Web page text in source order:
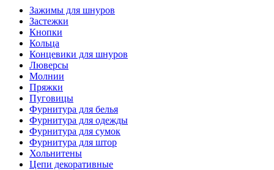
Зажимы для шнуров
Застежки
Кнопки
Кольца
Концевики для шнуров
Люверсы
Молнии
Пряжки
Пуговицы
Фурнитура для белья
Фурнитура для одежды
Фурнитура для сумок
Фурнитура для штор
Хольнитены
Цепи декоративные